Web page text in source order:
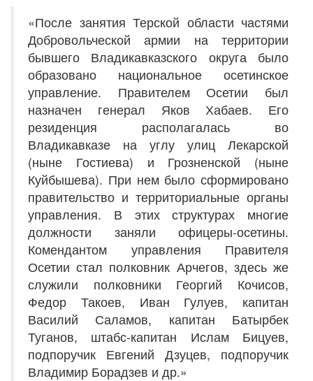
«После занятия Терской области частями
Добровольческой армии на территории
бывшего Владикавказского округа было
образовано национальное осетинское
управление. Правителем Осетии был
назначен генерал Яков Хабаев. Его
резиденция располагалась во
Владикавказе на углу улиц Лекарской
(ныне Гостиева) и Грозненской (ныне
Куйбышева). При нем было сформировано
правительство и территориальные органы
управления. В этих структурах многие
должности заняли офицеры-осетины.
Комендантом управления Правителя
Осетии стал полковник Арчегов, здесь же
служили полковники Георгий Кочисов,
Федор Такоев, Иван Гулуев, капитан
Василий Саламов, капитан Батырбек
Туганов, штабс-капитан Ислам Бицуев,
подпоручик Евгений Дзуцев, подпоручик
Владимир Борадзев и др.»